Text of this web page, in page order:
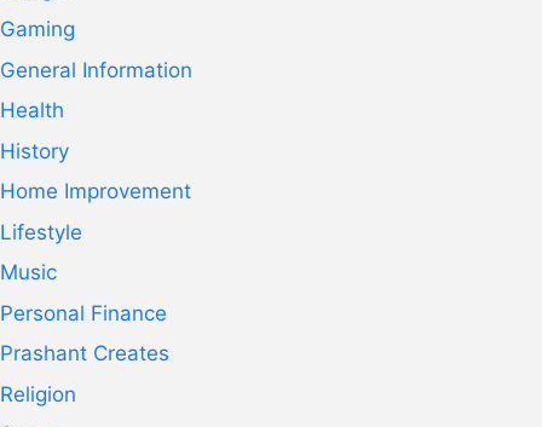
Gaming
General Information
Health
History
Home Improvement
Lifestyle
Music
Personal Finance
Prashant Creates
Religion